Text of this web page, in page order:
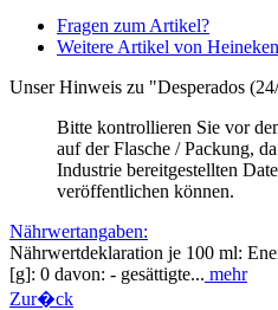
Fragen zum Artikel?
Weitere Artikel von
Unser Hinweis zu "Desperados
Bitte kontrollieren Sie vor
auf der Flasche / Packung,
Industrie bereitgestellten
veröffentlichen können.
Nährwertangaben:
Nährwertdeklaration je 100 ml:
[g]: 0 davon: - gesättigte... mehr
Zur�ck